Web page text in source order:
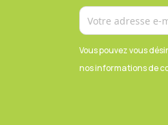
Vous pouvez vous
nos informations de